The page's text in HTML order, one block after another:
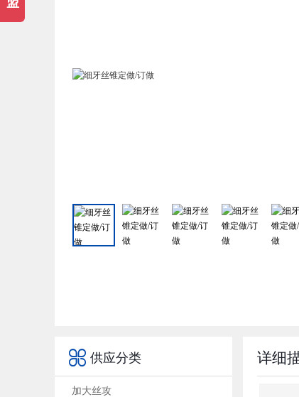
详细
 供应分类
加大丝攻